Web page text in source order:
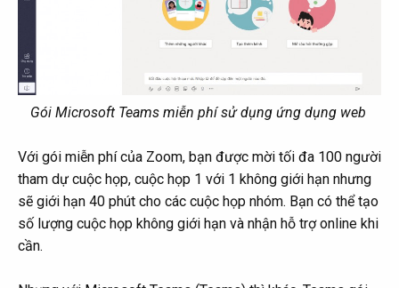
Gói Microsoft Teams miễn phí sử dụng ứng dụng web
Với gói miễn phí của Zoom, bạn được mời tối đa 100 người
tham dự cuộc họp, cuộc họp 1 với 1 không giới hạn nhưng
sẽ giới hạn 40 phút cho các cuộc họp nhóm. Bạn có thể tạo
số lượng cuộc họp không giới hạn và nhận hỗ trợ online khi
cần.